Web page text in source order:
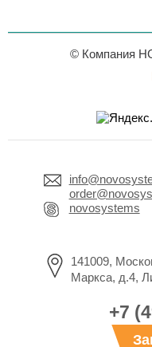
© Компания
novosystems
141009,
Маркса, д.4,
+7